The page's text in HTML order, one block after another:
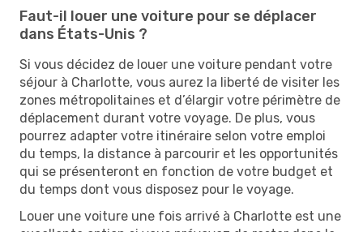
Faut-il louer une voiture pour se déplacer
dans États-Unis ?
Si vous décidez de louer une voiture pendant votre
séjour à Charlotte, vous aurez la liberté de visiter les
zones métropolitaines et d’élargir votre périmètre de
déplacement durant votre voyage. De plus, vous
pourrez adapter votre itinéraire selon votre emploi
du temps, la distance à parcourir et les opportunités
qui se présenteront en fonction de votre budget et
du temps dont vous disposez pour le voyage.
Louer une voiture une fois arrivé à Charlotte est une